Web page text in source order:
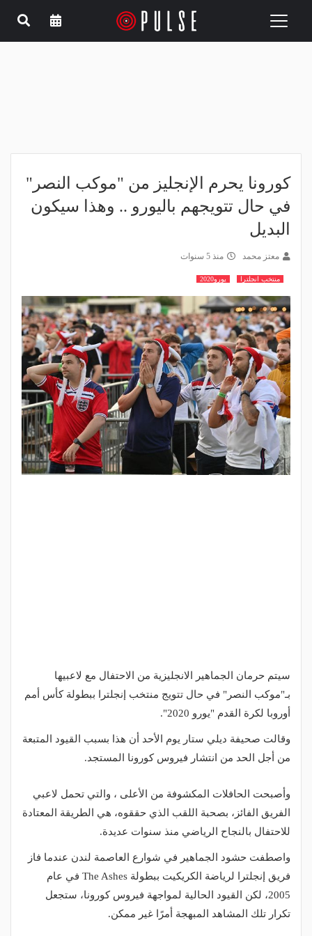
Toggle
كورونا يحرم الإنجليز من "موكب النصر"
في حال تتويجهم باليورو .. وهذا سيكون
البديل
معتز محمد منذ 5 سنوات
منتخب انجلترا يورو2020
سيتم حرمان الجماهير الانجليزية من الاحتفال مع لاعبيها
بـ"موكب النصر" في حال تتويج منتخب إنجلترا ببطولة كأس أمم
أوروبا لكرة القدم "يورو 2020".
وقالت صحيفة ديلي ستار يوم الأحد أن هذا بسبب القيود المتبعة
من أجل الحد من انتشار فيروس كورونا المستجد.
وأصبحت الحافلات المكشوفة من الأعلى ، والتي تحمل لاعبي
الفريق الفائز، بصحبة اللقب الذي حققوه، هي الطريقة المعتادة
للاحتفال بالنجاح الرياضي منذ سنوات عديدة.
واصطفت حشود الجماهير في شوارع العاصمة لندن عندما فاز
فريق إنجلترا لرياضة الكريكيت ببطولة The Ashes في عام
2005، لكن القيود الحالية لمواجهة فيروس كورونا، ستجعل
تكرار تلك المشاهد المبهجة أمرًا غير ممكن.